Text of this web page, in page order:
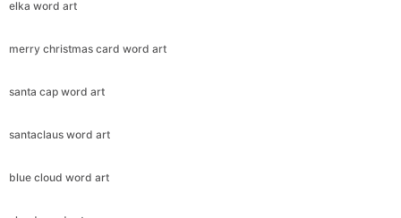
elka word art
merry christmas card word art
santa cap word art
santaclaus word art
blue cloud word art